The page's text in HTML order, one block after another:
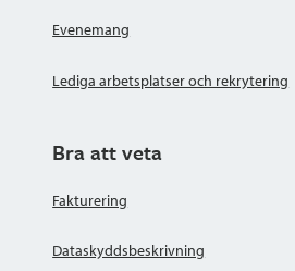
Evenemang
Lediga arbetsplatser och rekrytering
Bra att veta
Fakturering
Dataskyddsbeskrivning